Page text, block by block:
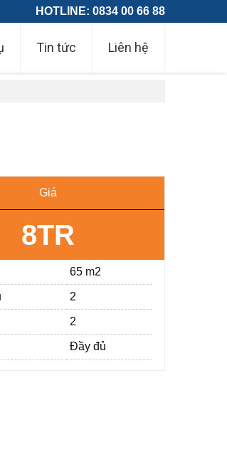
HOTLINE: 0834 00 66 88
Tin tức Liên hệ
Giá
8TR
65 m2
2
2
Đầy đủ